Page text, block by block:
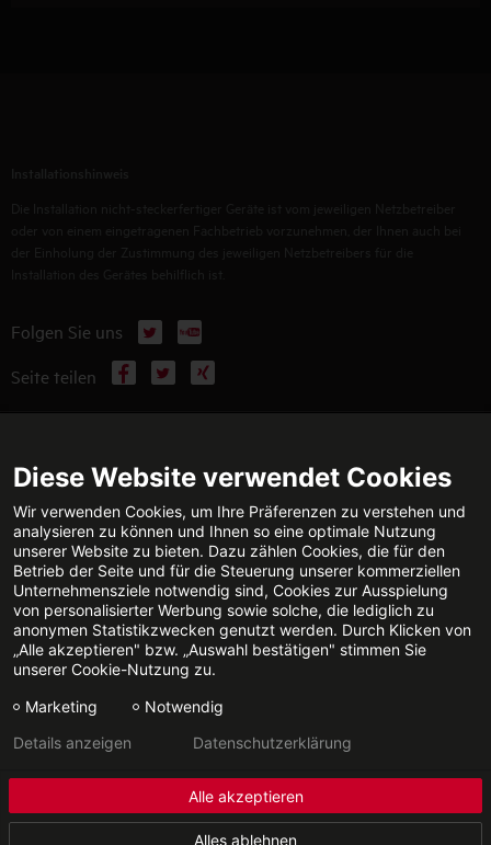
Folgen Sie uns X
YouTube
Seite teilen
Facebook
X Xing
TECHNISCHE BERATUNG
Jetzt anrufen
KONTAKT
E-Mail senden
FACHPARTNERSUCHE
Datenschutz Impressum
© 2026 - STIEBEL ELTRON GmbH & Co. KG
Diese Website verwendet Cookies
Wir verwenden Cookies, um Ihre Präferenzen zu verstehen und
analysieren zu können und Ihnen so eine optimale Nutzung
unserer Website zu bieten. Dazu zählen Cookies, die für den
Betrieb der Seite und für die Steuerung unserer kommerziellen
Unternehmensziele notwendig sind, Cookies zur Ausspielung
von personalisierter Werbung sowie solche, die lediglich zu
anonymen Statistikzwecken genutzt werden. Durch Klicken von
„Alle akzeptieren" bzw. „Auswahl bestätigen" stimmen Sie
unserer Cookie-Nutzung zu.
Marketing
Notwendig
Alle akzeptieren
Alles ablehnen
Details anzeigen Datenschutzerklärung